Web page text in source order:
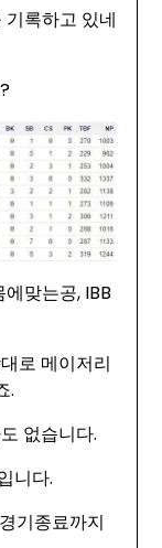
록하고 있네
맞는공, IBB
로 메이저리
.
없습니다.
니다.
기종료까지